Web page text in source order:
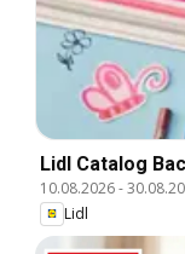
Lidl Catalog
10.08.2026-
Lidl